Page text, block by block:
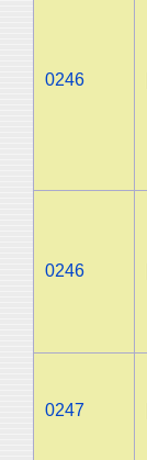
0246
0246
0247